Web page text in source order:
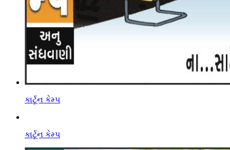
કાર્ટૂન કેમ્પ
કાર્ટૂન કેમ્પ